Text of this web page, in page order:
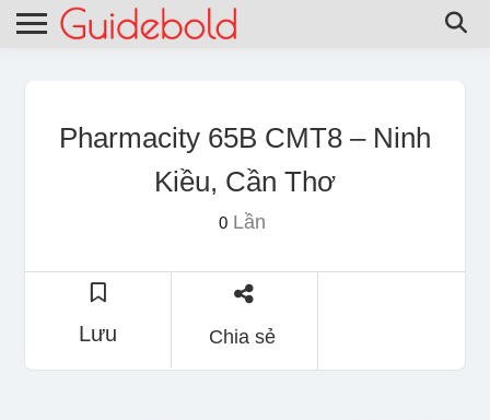
Pharmacity 65B CMT8 – Ninh
Kiều, Cần Thơ
0Lần
Lưu Chia sẻ